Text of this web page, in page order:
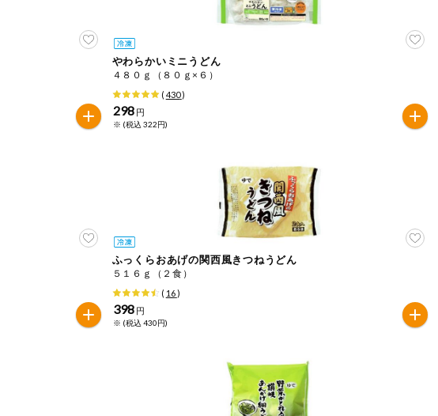
まれていない商品を検索できます。
落花生 えび
カシューナッツ
バナナ もも
、ご使用前には必ず商品パッケージの表示をご確認ください。
報提供のあった範囲でのお知らせです。
やわらかいミニうどん
４８０ｇ（８０ｇ×６）
( 430)
298 円
※ (税込 322円)
ふっくらおあげの関西風きつねうどん
５１６ｇ（２食）
( 16)
398 円
※ (税込 430円)